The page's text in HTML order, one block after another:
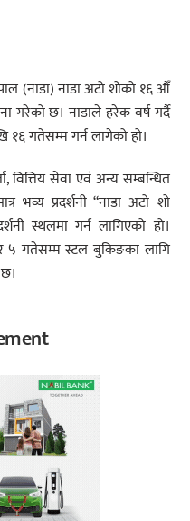
(नाडा) नाडा अटो शोको १६ औँ
गरेको छ। नाडाले हरेक वर्ष गर्दै
१६ गतेसम्म गर्न लागेको हो।
वित्तिय सेवा एवं अन्य सम्बन्धित
भव्य प्रदर्शनी “नाडा अटो शो
स्थलमा गर्न लागिएको हो।
५ गतेसम्म स्टल बुकिङका लागि